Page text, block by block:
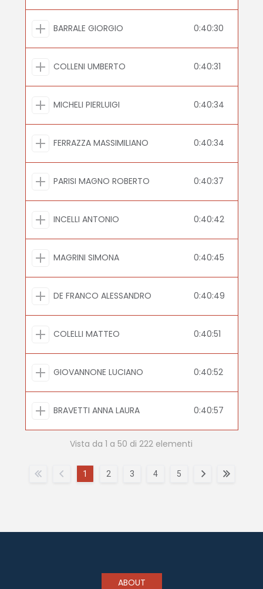
BARRALE GIORGIO 0:40:30
COLLENI UMBERTO 0:40:31
MICHELI PIERLUIGI 0:40:34
FERRAZZA MASSIMILIANO 0:40:34
PARISI MAGNO ROBERTO 0:40:37
INCELLI ANTONIO 0:40:42
MAGRINI SIMONA 0:40:45
DE FRANCO ALESSANDRO 0:40:49
COLELLI MATTEO 0:40:51
GIOVANNONE LUCIANO 0:40:52
BRAVETTI ANNA LAURA 0:40:57
Vista da 1 a 50 di 222 elementi
1 2 3 4 5
ABOUT